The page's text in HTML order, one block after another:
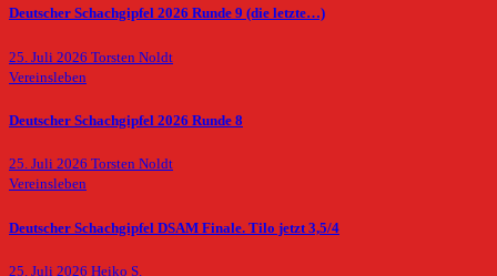
Deutscher Schachgipfel 2026 Runde 9 (die letzte…)
25. Juli 2026 Torsten Noldt
Vereinsleben
Deutscher Schachgipfel 2026 Runde 8
25. Juli 2026 Torsten Noldt
Vereinsleben
Deutscher Schachgipfel DSAM Finale. Tilo jetzt 3,5/4
25. Juli 2026 Heiko S.